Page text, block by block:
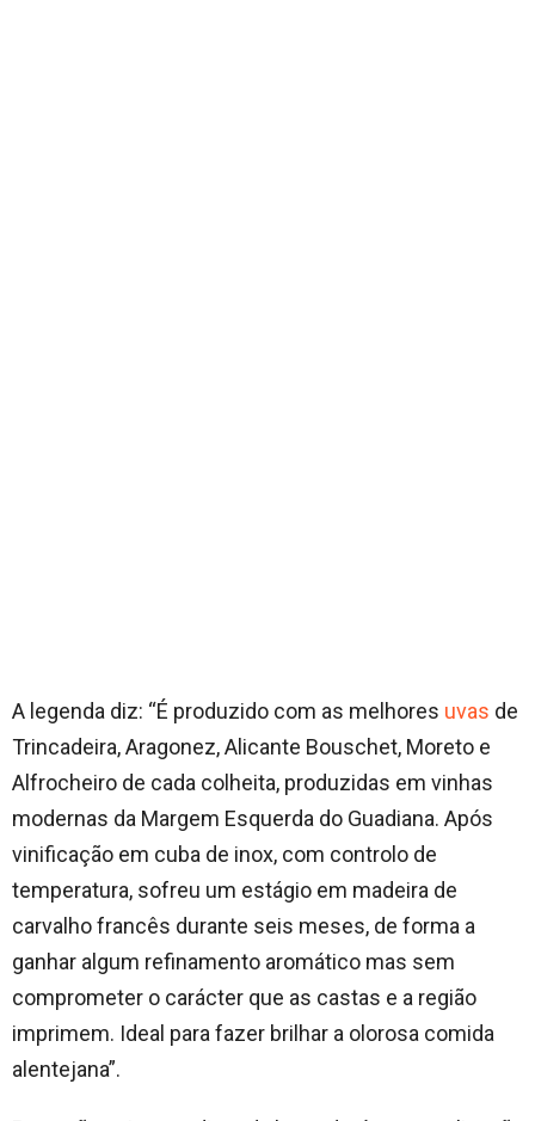
A legenda diz: “É produzido com as melhores uvas de
Trincadeira, Aragonez, Alicante Bouschet, Moreto e
Alfrocheiro de cada colheita, produzidas em vinhas
modernas da Margem Esquerda do Guadiana. Após
vinificação em cuba de inox, com controlo de
temperatura, sofreu um estágio em madeira de
carvalho francês durante seis meses, de forma a
ganhar algum refinamento aromático mas sem
comprometer o carácter que as castas e a região
imprimem. Ideal para fazer brilhar a olorosa comida
alentejana”.